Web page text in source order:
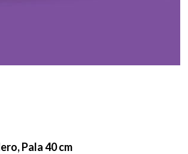
Pala 40 cm